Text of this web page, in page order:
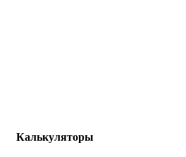
Калькуляторы